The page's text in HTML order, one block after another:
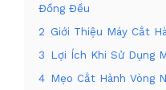
Đồng Đều
2 Giới Thiệu Máy Cắt
3 Lợi Ích Khi Sử Dụng
4 Mẹo Cắt Hành Vòng